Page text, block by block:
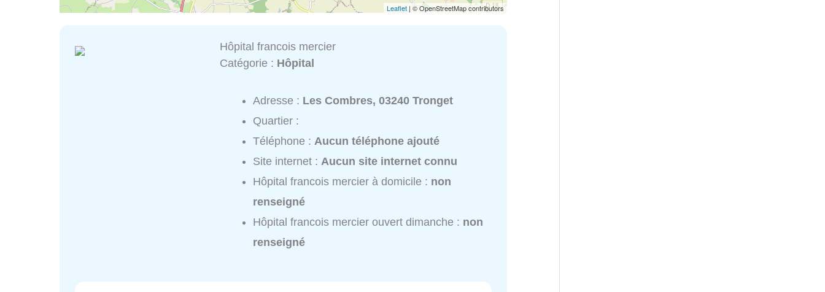
Leaflet | © OpenStreetMap contributors
Hôpital francois mercier
Catégorie : Hôpital
Adresse : Les Combres, 03240 Tronget
Quartier :
Téléphone :Aucun téléphone ajouté
Site internet :Aucun site internet connu
Hôpital francois mercier à domicile : non
renseigné
Hôpital francois mercier ouvert dimanche : non
renseigné